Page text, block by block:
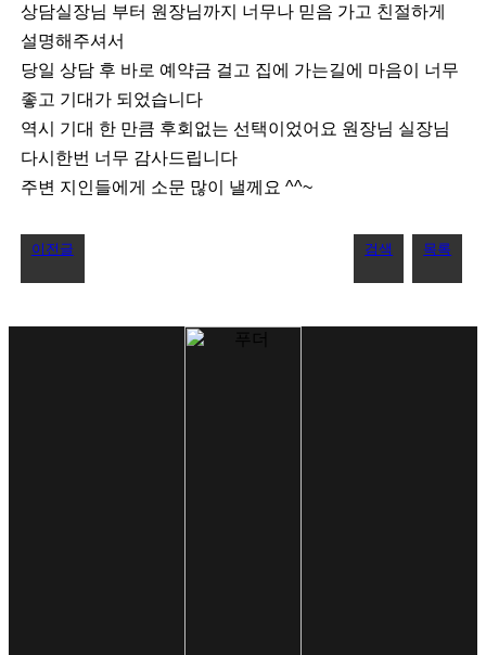
상담실장님 부터 원장님까지 너무나 믿음 가고 친절하게
설명해주셔서
당일 상담 후 바로 예약금 걸고 집에 가는길에 마음이 너무
좋고 기대가 되었습니다
역시 기대 한 만큼 후회없는 선택이었어요 원장님 실장님
다시한번 너무 감사드립니다
주변 지인들에게 소문 많이 낼께요 ^^~
이전글 검색 목록